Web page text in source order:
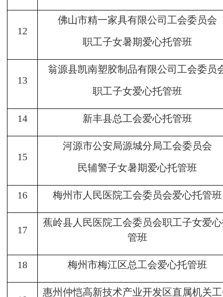
12
佛山市精一家具有限公司工会委员会
职工子女暑期爱心托管班
13
翁源县凯南塑胶制品有限公司工会委员
职工子女爱心托管班
14 新丰县总工会爱心托管班
15
河源市公安局源城分局工会委员会
民辅警子女暑期爱心托管班
16 梅州市人民医院工会委员会爱心托管班
17
蕉岭县人民医院工会委员会职工子女爱
管班
18 梅州市梅江区总工会爱心托管班
惠州仲恺高新技术产业开发区直属机关